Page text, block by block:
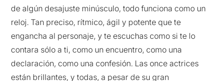
de algún desajuste minúsculo, todo funciona como un
reloj. Tan preciso, rítmico, ágil y potente que te
engancha al personaje, y te escuchas como si te lo
contara sólo a ti, como un encuentro, como una
declaración, como una confesión. Las once actrices
están brillantes, y todas, a pesar de su gran